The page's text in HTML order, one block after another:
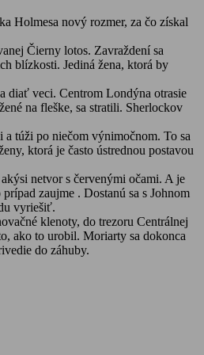
Holmesa nový rozmer, za čo získal
Čierny lotos. Zavraždení sa
blízkosti. Jediná žena, ktorá by
diať veci. Centrom Londýna otrasie
na fleške, sa stratili. Sherlockov
túži po niečom výnimočnom. To sa
ktorá je často ústrednou postavou
netvor s červenými očami. A je
zaujme . Dostanú sa s Johnom
vyriešiť.
klenoty, do trezoru Centrálnej
ako to urobil. Moriarty sa dokonca
do záhuby.